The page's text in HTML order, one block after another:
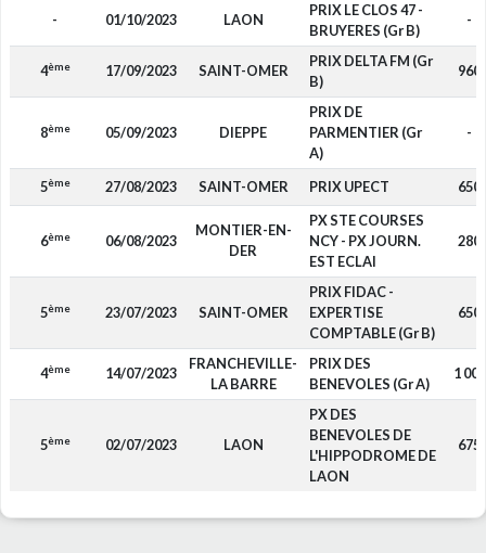
- 01/10/2023 LAON
PRIX LE CLOS 47 -
BRUYERES (Gr B)
-
4ème 17/09/2023 SAINT-OMER
PRIX DELTA FM (Gr
B)
960
8ème 05/09/2023 DIEPPE
PRIX DE
PARMENTIER (Gr
A)
-
5ème 27/08/2023 SAINT-OMER PRIX UPECT 650
6ème 06/08/2023
MONTIER-EN-
DER
PX STE COURSES
NCY - PX JOURN.
EST ECLAI
280
5ème 23/07/2023 SAINT-OMER
PRIX FIDAC -
EXPERTISE
COMPTABLE (Gr B)
650
4ème 14/07/2023
FRANCHEVILLE-
LA BARRE
PRIX DES
BENEVOLES (Gr A)
1 000
5ème 02/07/2023 LAON
PX DES
BENEVOLES DE
L'HIPPODROME DE
LAON
675